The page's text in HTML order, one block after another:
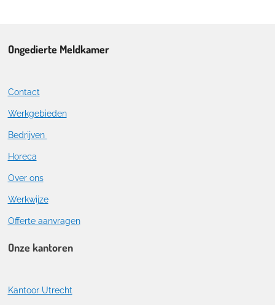
Ongedierte Meldkamer
Contact
Werkgebieden
Bedrijven
Horeca
Over ons
Werkwijze
Offerte aanvragen
Onze kantoren
Kantoor Utrecht